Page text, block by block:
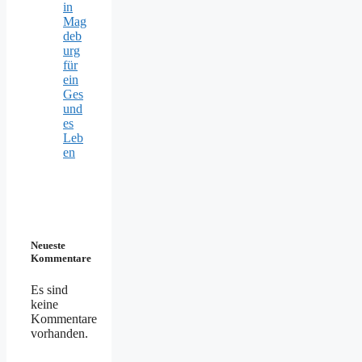
in
Mag
deb
urg
für
ein
Ges
und
es
Leb
en
Neueste
Kommentare
Es sind
keine
Kommentare
vorhanden.